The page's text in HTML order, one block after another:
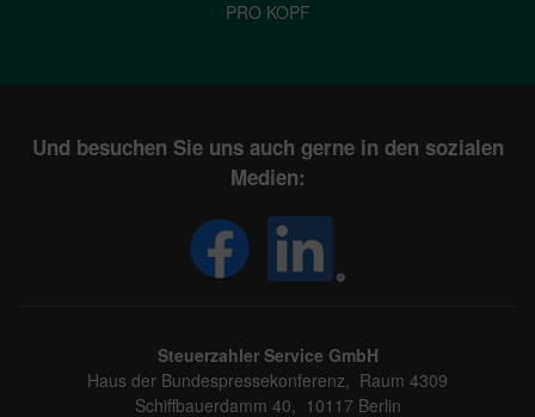
PRO KOPF
Und besuchen Sie uns auch gerne in den sozialen
Medien:
Steuerzahler Service GmbH
Haus der Bundespressekonferenz, Raum 4309
Schiffbauerdamm 40, 10117 Berlin